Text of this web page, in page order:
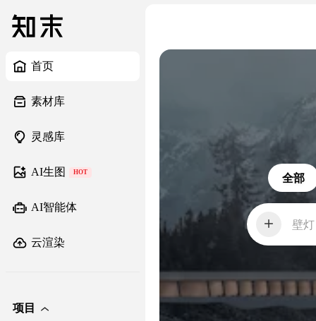
首页
素材库
灵感库
AI生图 HOT
AI智能体
云渲染
项目
全部
壁灯